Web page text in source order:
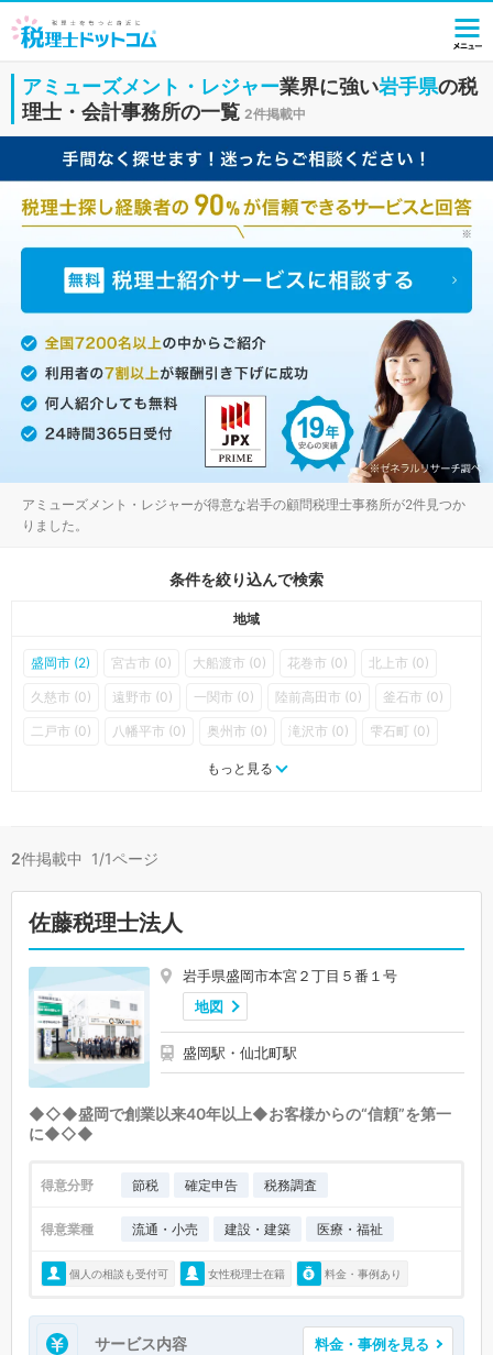
アミューズメント・レジャー業界に強い岩手県の税
理士・会計事務所の一覧 2件掲載中
アミューズメント・レジャーが得意な岩手の顧問税理士事務所が2件見つか
りました。
条件を絞り込んで検索
地域
盛岡市 (2) 宮古市 (0) 大船渡市 (0) 花巻市 (0) 北上市 (0)
久慈市 (0) 遠野市 (0) 一関市 (0) 陸前高田市 (0) 釜石市 (0)
二戸市 (0) 八幡平市 (0) 奥州市 (0) 滝沢市 (0) 雫石町 (0)
紫波町 (0) 矢巾町 (0)
九戸村 (0) 洋野町 (0)
もっと見る
2件掲載中 1/1ページ
佐藤税理士法人
岩手県盛岡市本宮２丁目５番１号
地図
盛岡駅・仙北町駅
◆◇◆盛岡で創業以来40年以上◆お客様からの“信頼”を第一
に◆◇◆
得意分野 節税 確定申告 税務調査
得意業種 流通・小売 建設・建築 医療・福祉
個人の相談も受付可 女性税理士在籍 料金・事例あり
サービス内容 料金・事例を見る